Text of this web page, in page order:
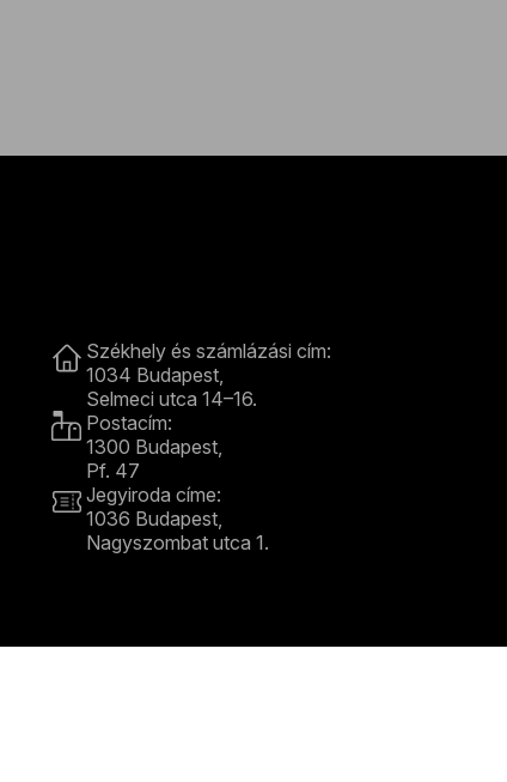
Székhely és számlázási cím:
1034 Budapest,
Selmeci utca 14–16.
Postacím:
1300 Budapest,
Pf. 47
Jegyiroda címe:
1036 Budapest,
Nagyszombat utca 1.